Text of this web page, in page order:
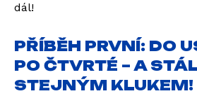
dál!
PŘÍBĚH PRVNÍ: DO
PO ČTVRTÉ – A
STEJNÝM KLUKEM!